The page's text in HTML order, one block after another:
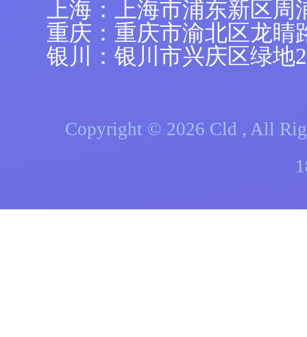
上海：上海市浦东新区
重庆：重庆市渝北区龙睛
银川：银川市兴庆区绿地
Copyright © 2026 Cld , All